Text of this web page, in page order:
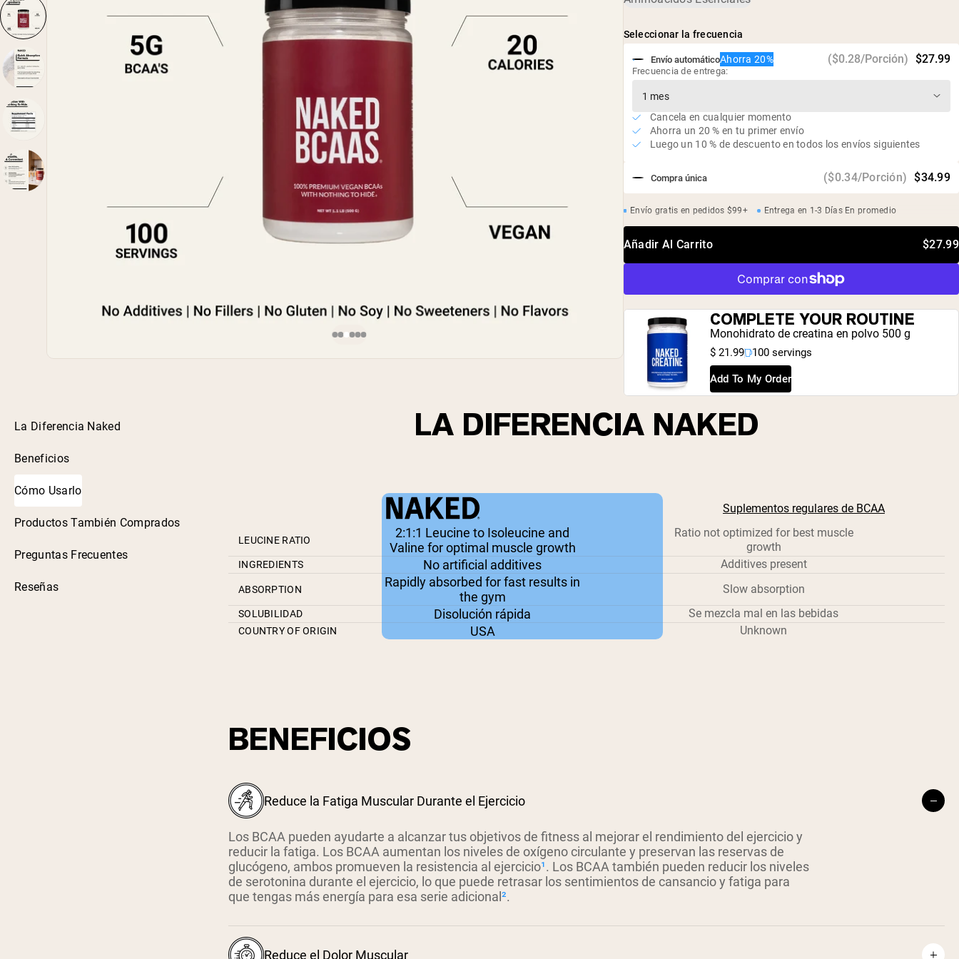
5 g de BCAA por porción
Seleccionar la frecuencia
Compra única ($0.34/Porción) $34.99
Envío automáticoAhorra 20% ($0.28/Porción) $27.99
Frecuencia de entrega:
Cancela en cualquier momento
Ahorra un 20 % en tu primer envío
Luego un 10 % de descuento en todos los envíos siguientes
Envío gratis en pedidos $99+ Entrega en 1-3 Días En promedio
Añadir Al Carrito $27.99
COMPLETE YOUR ROUTINE
Monohidrato de creatina en polvo 500 g
$ 21.99 100 servings
Add To My Order
La Diferencia Naked
Beneficios
Cómo Usarlo
Productos También Comprados
Preguntas Frecuentes
Reseñas
LA DIFERENCIA NAKED
Suplementos regulares de BCAA
LEUCINE RATIO
2:1:1 Leucine to Isoleucine and
Valine for optimal muscle growth
Ratio not optimized for best muscle
growth
INGREDIENTS No artificial additives Additives present
ABSORPTION
Rapidly absorbed for fast results in
the gym
Slow absorption
SOLUBILIDAD Disolución rápida Se mezcla mal en las bebidas
COUNTRY OF ORIGIN USA Unknown
BENEFICIOS
Reduce la Fatiga Muscular Durante el Ejercicio
Los BCAA pueden ayudarte a alcanzar tus objetivos de fitness al mejorar el rendimiento del ejercicio y
reducir la fatiga. Los BCAA aumentan los niveles de oxígeno circulante y preservan las reservas de
glucógeno, ambos promueven la resistencia al ejercicio¹. Los BCAA también pueden reducir los niveles
de serotonina durante el ejercicio, lo que puede retrasar los sentimientos de cansancio y fatiga para
que tengas más energía para esa serie adicional ².
Reduce el Dolor Muscular